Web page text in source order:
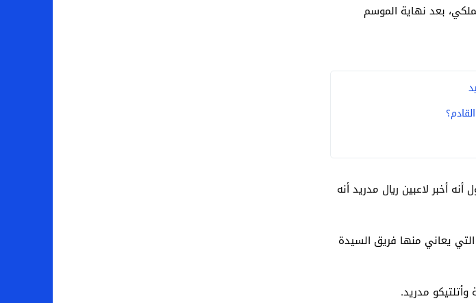
بعد نهاية الموسم
أخبر لاعبين ريال مدريد أنه
يعاني منها فريق السيدة
مدريد.